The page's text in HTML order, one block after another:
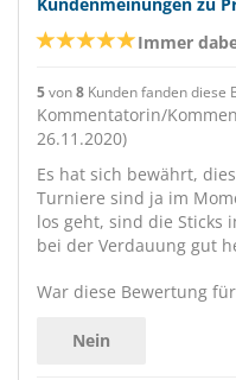
Immer
5von8 Kunden fanden diese
Kommentatorin/
26.11.2020)
Es hat sich bewährt,
Turniere sind ja im
los geht, sind die Sticks
bei der Verdauung gut
War diese Bewertung
Nein